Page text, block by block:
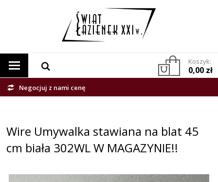
Koszyk:
0,00 zł
Negocjuj z nami cenę
Wire Umywalka stawiana na blat 45
cm biała 302WL W MAGAZYNIE!!